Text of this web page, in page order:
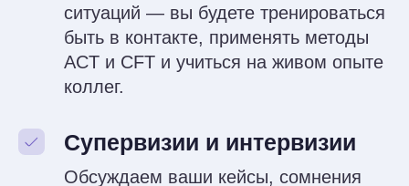
Как вы будете
учиться
Приходите на занятие
один раз в неделю, проходим
теорию, делаем практические
задания в группах и парах.